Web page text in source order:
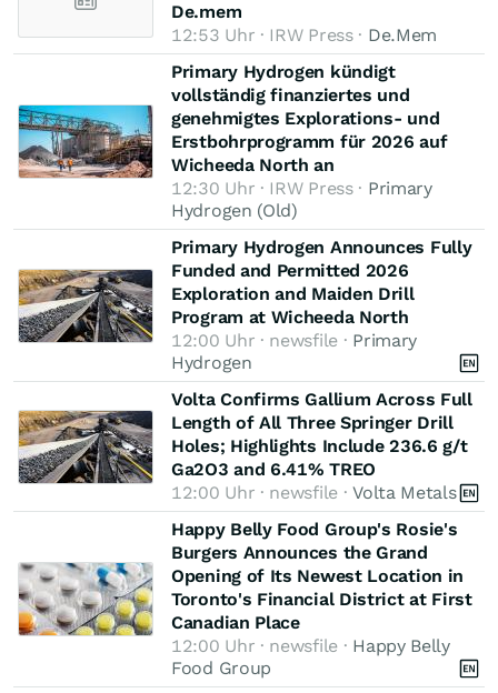
De.mem
12:53 Uhr · IRW Press · De.Mem
Primary Hydrogen kündigt
vollständig finanziertes und
genehmigtes Explorations- und
Erstbohrprogramm für 2026 auf
Wicheeda North an
12:30 Uhr · IRW Press · Primary
Hydrogen (Old)
Primary Hydrogen Announces Fully
Funded and Permitted 2026
Exploration and Maiden Drill
Program at Wicheeda North
12:00 Uhr · newsfile · Primary
Hydrogen
Volta Confirms Gallium Across Full
Length of All Three Springer Drill
Holes; Highlights Include 236.6 g/t
Ga2O3 and 6.41% TREO
12:00 Uhr · newsfile ·Volta Metals
Happy Belly Food Group's Rosie's
Burgers Announces the Grand
Opening of Its Newest Location in
Toronto's Financial District at First
Canadian Place
12:00 Uhr · newsfile · Happy Belly
Food Group